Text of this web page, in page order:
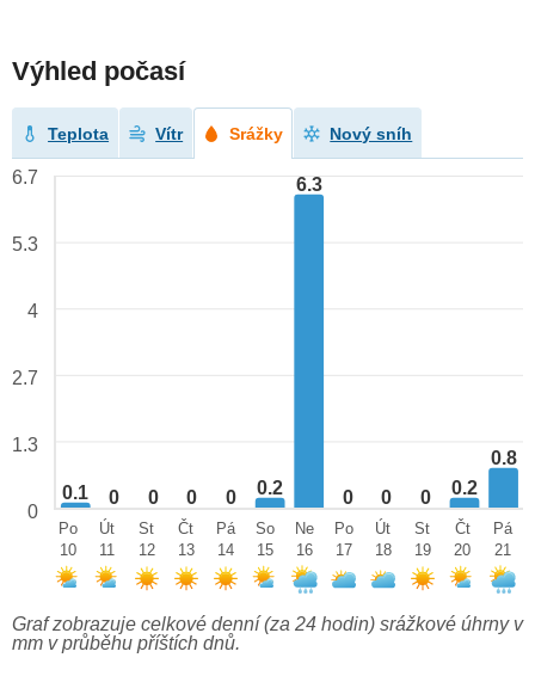
Výhled počasí
Teplota Vítr Srážky Nový sníh
0.1 0 0 0 0 0.2
6.3
0 0 0 0.2
0.8
6.7
5.3
4
2.7
1.3
0
Po
10
Út
11
St
12
Čt
13
Pá
14
So
15
Ne
16
Po
17
Út
18
St
19
Čt
20
Pá
21
Graf zobrazuje celkové denní (za 24 hodin) srážkové úhrny v
mm v průběhu příštích dnů.